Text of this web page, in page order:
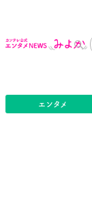
エンタメ